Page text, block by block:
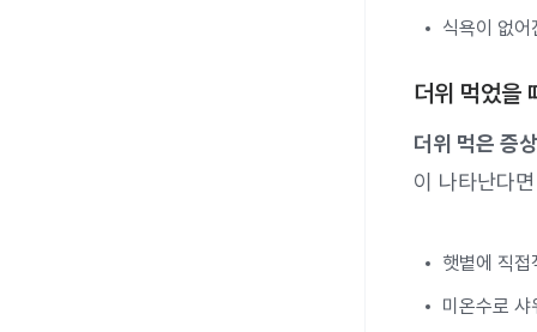
식욕이 없어
더위 먹었을
더위 먹은 증
이 나타난다
햇볕에 직
미온수로